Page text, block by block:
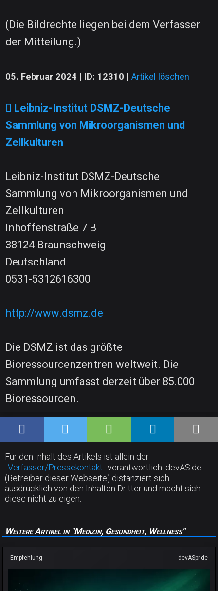
(Die Bildrechte liegen bei dem Verfasser
der Mitteilung.)
05. Februar 2024 | ID: 12310 | Artikel löschen
Leibniz-Institut DSMZ-Deutsche
Sammlung von Mikroorganismen und
Zellkulturen
Leibniz-Institut DSMZ-Deutsche
Sammlung von Mikroorganismen und
Zellkulturen
Inhoffenstraße 7 B
38124 Braunschweig
Deutschland
0531-5312616300
http://www.dsmz.de
Die DSMZ ist das größte
Bioressourcenzentren weltweit. Die
Sammlung umfasst derzeit über 85.000
Bioressourcen.
Für den Inhalt des Artikels ist allein der
Verfasser/Pressekontakt verantwortlich. devAS.de
(Betreiber dieser Webseite) distanziert sich
ausdrücklich von den Inhalten Dritter und macht sich
diese nicht zu eigen.
Weitere Artikel in "Medizin, Gesundheit, Wellness"
Empfehlung devASpr.de